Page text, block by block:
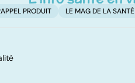
PRODUIT LE MAG DE LA SANTÉ